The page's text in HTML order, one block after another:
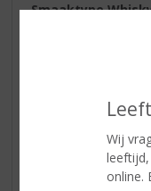
Wij
online.
Smaaktype
Reviews
Schrijf een review
Er zijn nog geen